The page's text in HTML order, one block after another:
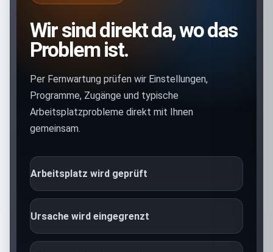
Wir sind direkt da, wo das
Problem ist.
Per Fernwartung prüfen wir Einstellungen,
Programme, Zugänge und typische
Arbeitsplatzprobleme direkt mit Ihnen
gemeinsam.
Arbeitsplatz wird geprüft
Ursache wird eingegrenzt